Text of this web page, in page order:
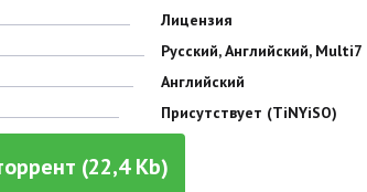
Лицензия
Русский, Английский, Multi7
Английский
Присутствует (TiNYiSO)
(22,4 Kb)